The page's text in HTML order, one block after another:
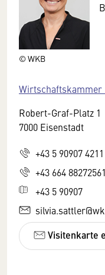
© WKB
Wirtschaftskammer
Robert-Graf-Platz 1
7000 Eisenstadt
+43 5 90907 4211
+43 664 88272561
+43 5 90907
Visitenkarte